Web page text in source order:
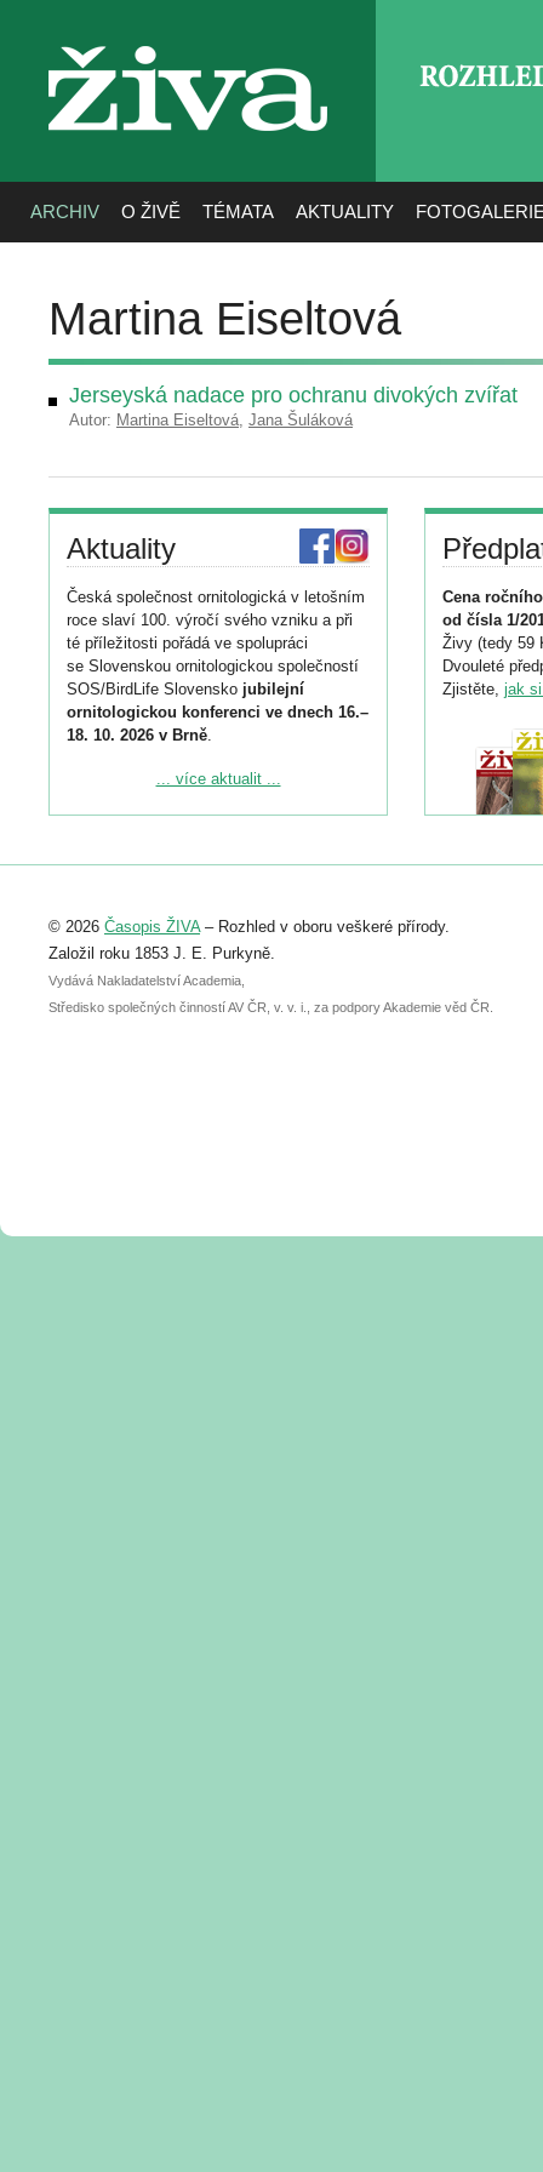
živa
ARCHIV O ŽIVĚ TÉMATA AKTUALITY
Martina Eiseltová
Jerseyská nadace pro ochranu divokých zvířat
Autor: Martina Eiseltová, Jana Šuláková
Aktuality
Česká společnost ornitologická v letošním
roce slaví 100. výročí svého vzniku a při
té příležitosti pořádá ve spolupráci
se Slovenskou ornitologickou společností
SOS/BirdLife Slovensko jubilejní
ornitologickou konferenci ve dnech 16.–
18. 10. 2026 v Brně.
Podrobnější informace ke konferenci
Registrovat se můžete do 6. září.
abstraktu přihlášené přednášky nebo
posteru je už 30. června.
... více aktualit ...
Cena
od čísla 1/
Živy (tedy 59
Dvouleté
Zjistěte, jak
© 2026 Časopis ŽIVA– Rozhled v oboru veškeré přírody.
Založil roku 1853 J. E. Purkyně.
Vydává Nakladatelství Academia,
Středisko společných činností AV ČR, v. v. i., za podpory Akademie věd ČR.